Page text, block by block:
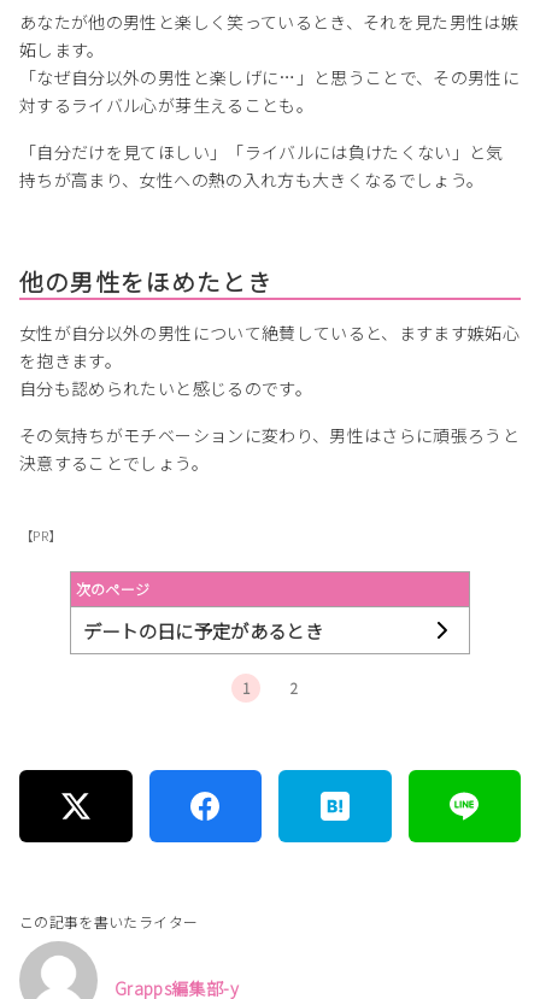
あなたが他の男性と楽しく笑っているとき、それを見た男性は嫉
妬します。
「なぜ自分以外の男性と楽しげに…」と思うことで、その男性に
対するライバル心が芽生えることも。
「自分だけを見てほしい」「ライバルには負けたくない」と気
持ちが高まり、女性への熱の入れ方も大きくなるでしょう。
他の男性をほめたとき
女性が自分以外の男性について絶賛していると、ますます嫉妬心
を抱きます。
自分も認められたいと感じるのです。
その気持ちがモチベーションに変わり、男性はさらに頑張ろうと
決意することでしょう。
【PR】
次のページ
デートの日に予定があるとき
1 2
この記事を書いたライター
Grapps編集部-y